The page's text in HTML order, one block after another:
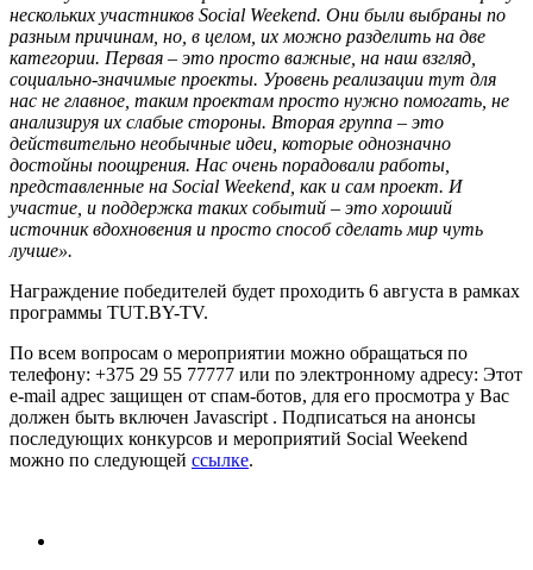
нескольких участников Social Weekend. Они были выбраны по
разным причинам, но, в целом, их можно разделить на две
категории. Первая – это просто важные, на наш взгляд,
социально-значимые проекты. Уровень реализации тут для
нас не главное, таким проектам просто нужно помогать, не
анализируя их слабые стороны. Вторая группа – это
действительно необычные идеи, которые однозначно
достойны поощрения. Нас очень порадовали работы,
представленные на Social Weekend, как и сам проект. И
участие, и поддержка таких событий – это хороший
источник вдохновения и просто способ сделать мир чуть
лучше».
Награждение победителей будет проходить 6 августа в рамках
программы TUT.BY-TV.
По всем вопросам о мероприятии можно обращаться по
телефону: +375 29 55 77777 или по электронному адресу: Этот
e-mail адрес защищен от спам-ботов, для его просмотра у Вас
должен быть включен Javascript . Подписаться на анонсы
последующих конкурсов и мероприятий Social Weekend
можно по следующей ссылке.